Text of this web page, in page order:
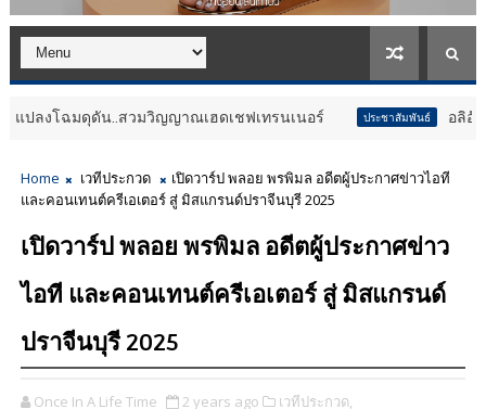
น..สวมวิญญาณเฮดเชฟเทรนเนอร์ ประชาสัมพันธ์ อลิอันซ์ อยุธยา คว้
Home เวทีประกวด
เปิดวาร์ป พลอย พรพิมล อดีตผู้ประกาศข่าวไอที
และคอนเทนต์ครีเอเตอร์ สู่ มิสแกรนด์ปราจีนบุรี 2025
เปิดวาร์ป พลอย พรพิมล อดีตผู้ประกาศข่าว
ไอที และคอนเทนต์ครีเอเตอร์ สู่ มิสแกรนด์
ปราจีนบุรี 2025
Once In A Life Time 2 years ago เวทีประกวด,